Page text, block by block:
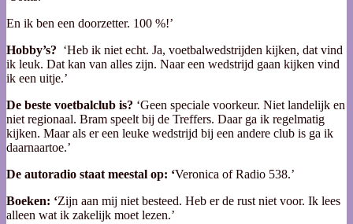
En ik ben een doorzetter. 100 %!’
Hobby’s? ‘Heb ik niet echt. Ja, voetbalwedstrijden kijken, dat vind
ik leuk. Dat kan van alles zijn. Naar een wedstrijd gaan kijken vind
ik een uitje.’
De beste voetbalclub is? ‘Geen speciale voorkeur. Niet landelijk en
niet regionaal. Bram speelt bij de Treffers. Daar ga ik regelmatig
kijken. Maar als er een leuke wedstrijd bij een andere club is ga ik
daarnaartoe.’
De autoradio staat meestal op: ‘Veronica of Radio 538.’
Boeken: ‘Zijn aan mij niet besteed. Heb er de rust niet voor. Ik lees
alleen wat ik zakelijk moet lezen.’